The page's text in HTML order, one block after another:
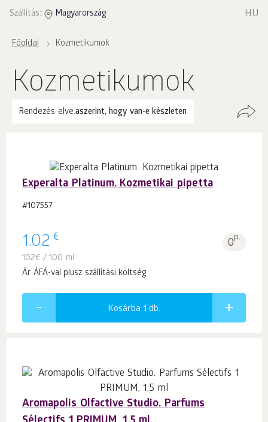
Szállítás: Magyarország HU
Főoldal Kozmetikumok
Kozmetikumok
Rendezés elve:aszerint, hogy van-e készleten
Experalta Platinum. Kozmetikai pipetta
#107557
1.02 € 0p.
102€ / 100 ml
Ár ÁFÁ-val plusz szállítási költség
Kosárba 1 db.
Aromapolis Olfactive Studio. Parfums